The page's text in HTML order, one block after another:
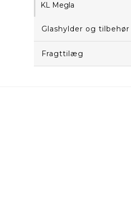
KL Megla
Glashylder og tilbehør
Fragttilæg